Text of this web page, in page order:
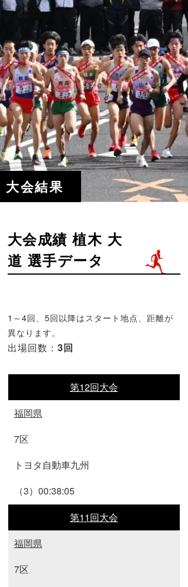
大会結果
大会成績 植木 大
道 選手データ
1～4回、5回以降はスタート地点、距離が
異なります。
出場回数： 3回
第12回大会
福岡県
7区
トヨタ自動車九州
（3）00:38:05
第11回大会
福岡県
7区